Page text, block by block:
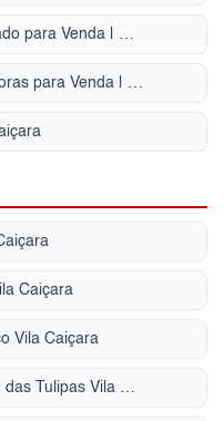
Apartamento com ar condicionado para Venda | Caiçara
Apartamento com portaria 24 horas para Venda | Caiçara
Caiçara
Vila Caiçara
Condomínio Residencial Jardim das Tulipas Vila Caiçara